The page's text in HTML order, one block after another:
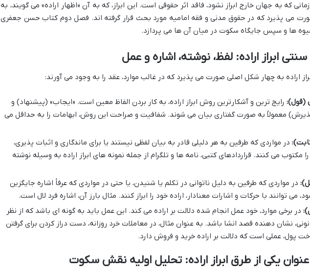
زمانی که به جهان خارج ابراز نشود، فاقد اثر حقوقی است. این ابراز، که به آن «اظهار اراده» می گویند، به
می پذیرد که در حقوق مدنی و فقه امامیه مورد بحث قرار گرفته اند. فصل دوم کتاب حسن جعفری
ها و سپس جایگاه سکوت در میان آن ها می پردازد.
ابراز اراده: لفظ، نوشته، اشاره و عمل
اراده به چهار شکل اصلی صورت می پذیرد که در غالب موارد، عقد را به وجود می آورند:
(قول): رایج ترین و آشکارترین روش ابراز اراده، به کار بردن الفاظ معین است. «ایجاب» (پیشنهاد) و
معمولاً به صورت گفتاری بیان می شوند. شفافیت و صراحت این روش، ابهامات را به حداقل می
در مواردی که طرفین به هر دلیلی قادر به بیان لفظی نیستند یا برای ماندگاری و اثبات پذیری،
را مکتوب می کنند. قراردادهای کتبی، نامه ها و تلگرام از جمله نمونه های ابراز اراده به وسیله نوشته
در مواردی که طرفین به دلیل ناتوانی در تکلم یا شنیدن، یا حتی در مواردی که عرفاً اشاره جایگزین
می توانند با حرکات و اشارات معنادار، اراده خود را ابراز کنند. مثال بارز آن، اشاره فرد لال است.
در برخی موارد، خود عمل انجام شده دلالت بر اراده می کند. این عمل باید به گونه ای باشد که از نظر
نشان دهنده قصد انشا باشد. به عنوان مثال، در معاملات خرد روزانه، دست دراز کردن برای گرفتن
پول، عملی است که دلالت بر اراده خرید و فروش دارد.
یکی از طرق ابراز اراده: تحلیل اولیه نقش سکوت